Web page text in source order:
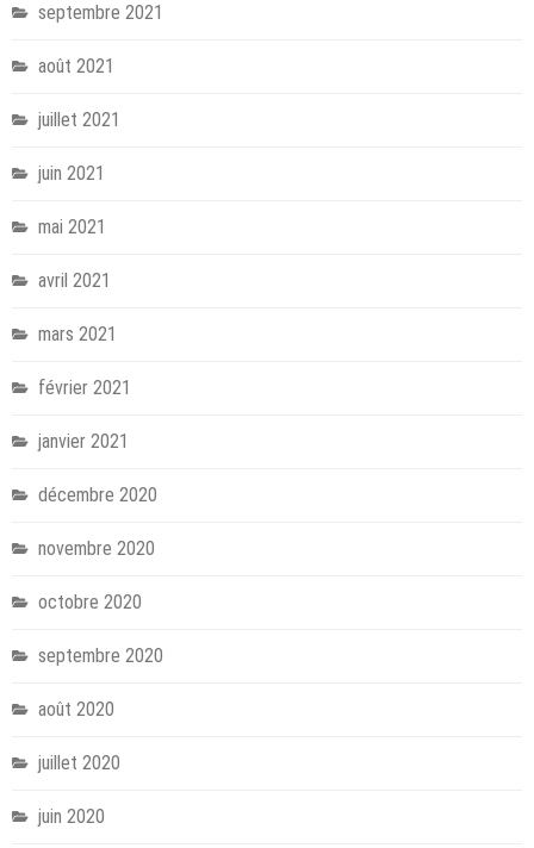
septembre 2021
août 2021
juillet 2021
juin 2021
mai 2021
avril 2021
mars 2021
février 2021
janvier 2021
décembre 2020
novembre 2020
octobre 2020
septembre 2020
août 2020
juillet 2020
juin 2020